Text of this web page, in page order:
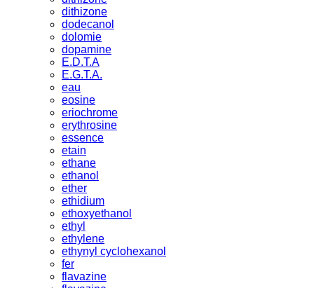
dithizone
dodecanol
dolomie
dopamine
E.D.T.A
E.G.T.A.
eau
eosine
eriochrome
erythrosine
essence
etain
ethane
ethanol
ether
ethidium
ethoxyethanol
ethyl
ethylene
ethynyl cyclohexanol
fer
flavazine